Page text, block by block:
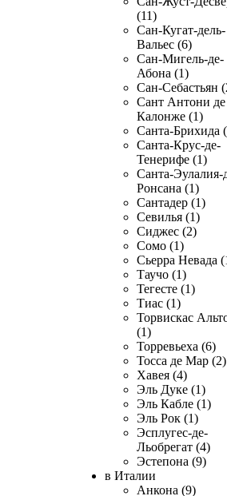
(11)
Сан-Кугат-дель-
Вальес (6)
Сан-Мигель-де-
Абона (1)
Сан-Себастьян
Сант Антони де
Калонже (1)
Санта-Брихида
Санта-Крус-де-
Тенерифе (1)
Санта-Эулалия-
Ронсана (1)
Сантадер (1)
Севилья (1)
Сиджес (2)
Сомо (1)
Сьерра Невада
Таучо (1)
Тегесте (1)
Тиас (1)
Торвискас
(1)
Торревьеха (6)
Тосса де Мар (2)
Хавея (4)
Эль Дуке (1)
Эль Кабле (1)
Эль Рок (1)
Эсплугес-де-
Льобрегат (4)
Эстепона (9)
в Италии
Анкона (9)